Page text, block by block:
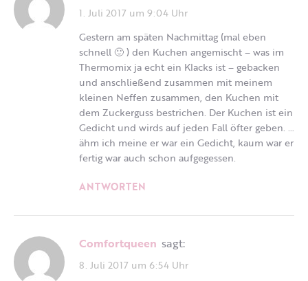
1. Juli 2017 um 9:04 Uhr
Gestern am späten Nachmittag (mal eben
schnell 🙂 ) den Kuchen angemischt – was im
Thermomix ja echt ein Klacks ist – gebacken
und anschließend zusammen mit meinem
kleinen Neffen zusammen, den Kuchen mit
dem Zuckerguss bestrichen. Der Kuchen ist ein
Gedicht und wirds auf jeden Fall öfter geben. …
ähm ich meine er war ein Gedicht, kaum war er
fertig war auch schon aufgegessen.
ANTWORTEN
Comfortqueen sagt:
8. Juli 2017 um 6:54 Uhr